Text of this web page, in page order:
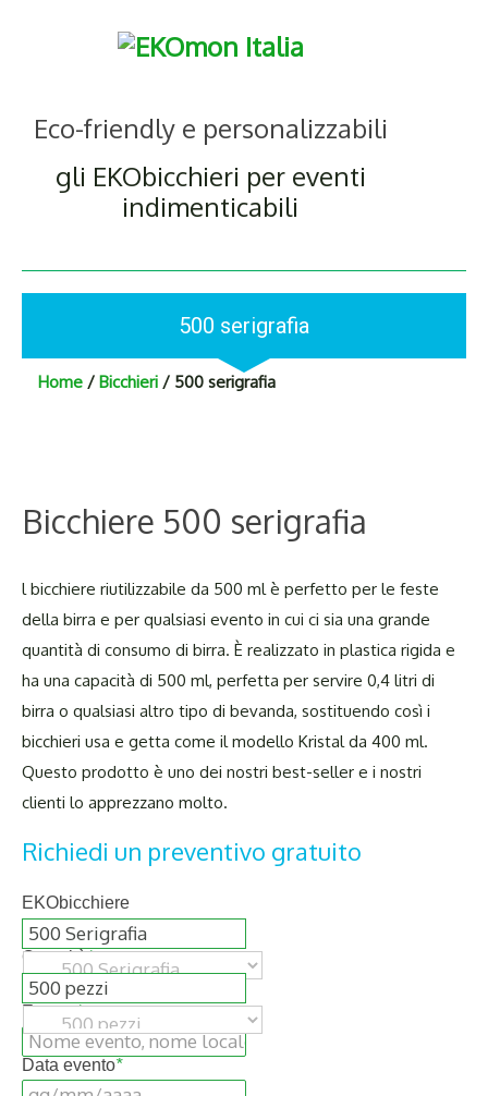
Eco-friendly e personalizzabili
gli EKObicchieri per eventi
indimenticabili
500 serigrafia
Home / Bicchieri / 500 serigrafia
Bicchiere 500 serigrafia
l bicchiere riutilizzabile da 500 ml è perfetto per le feste
della birra e per qualsiasi evento in cui ci sia una grande
quantità di consumo di birra. È realizzato in plastica rigida e
ha una capacità di 500 ml, perfetta per servire 0,4 litri di
birra o qualsiasi altro tipo di bevanda, sostituendo così i
bicchieri usa e getta come il modello Kristal da 400 ml.
Questo prodotto è uno dei nostri best-seller e i nostri
clienti lo apprezzano molto.
Richiedi un preventivo gratuito
EKObicchiere
Quantità*
Evento*
Data evento*